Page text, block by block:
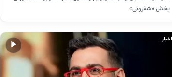
پخش «شفرونی»
▶
اخبار